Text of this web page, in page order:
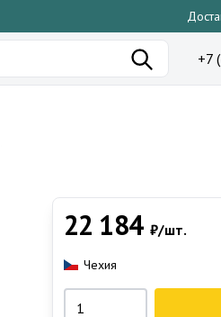
+7
22 184 ₽/шт.
Чехия